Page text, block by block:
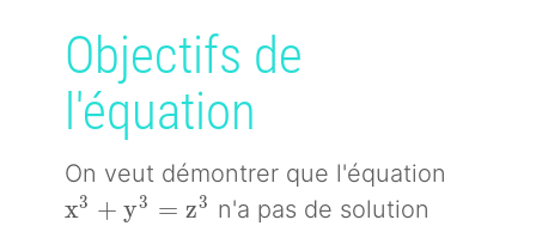
Objectifs de
l'équation
On veut démontrer que l'équation
x^3 + y^3 = z^3
x3 + y3 = z3 n'a pas de solution